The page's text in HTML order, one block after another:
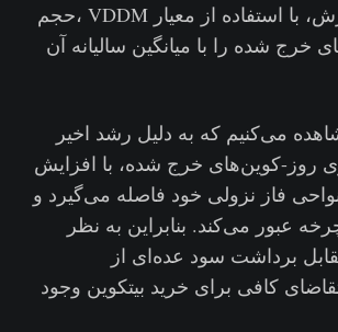
در پایان این گزارش، با استفاده از معیار VDDM ،حجم
خرج شده را با میانگین سالیانه آن
می‌کنیم که به دلیل رشد اخیر
روز-کوین‌های خرج شده، با افزایش
فاز نزولی خود فاصله می‌گیرد و
عبور می‌کند. بنابراین به نظر
برداشت سود عده‌ای از
کافی برای خرید بیتکوین وجود